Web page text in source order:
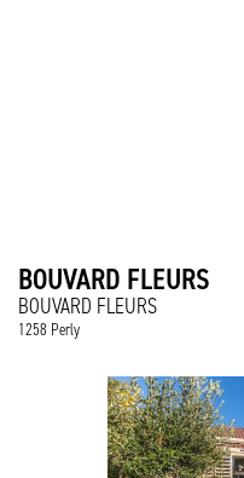
BOUVARD FLEURS
BOUVARD FLEURS
1258 Perly